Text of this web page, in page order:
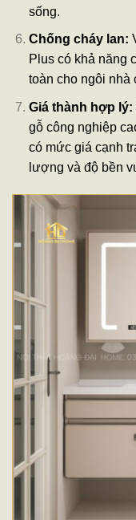
sống.
Chống cháy lan:
Plus có khả năng
toàn cho ngôi nhà
Giá thành hợp lý:
gỗ công nghiệp
có mức giá cạnh
lượng và độ bền